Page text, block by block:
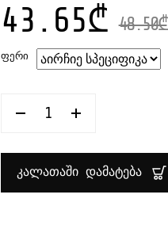
48.50₾
43.65₾
ᲤᲔᲠᲘ
ᲠᲐᲝᲓᲔᲜᲝᲑᲐ:
ᲜᲘᲟᲐᲠᲘᲡ
25X23
OCEANIA
ᲙᲐᲚᲐᲗᲐᲨᲘ ᲓᲐᲛᲐᲢᲔᲑᲐ